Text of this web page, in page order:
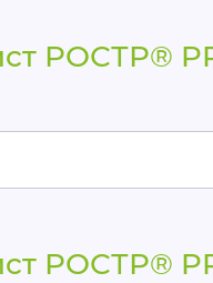
РОСТР®
РОСТР®